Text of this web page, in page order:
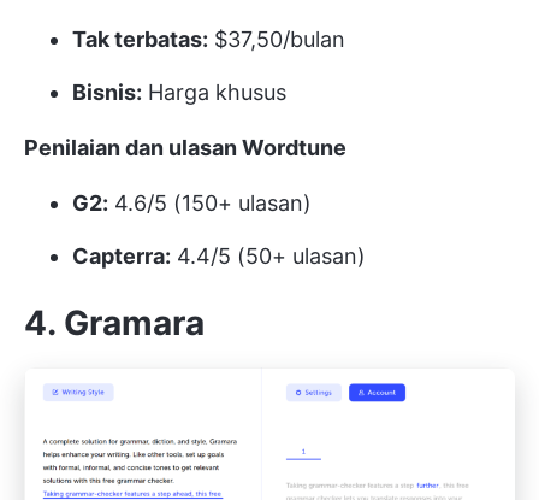
Tak terbatas: $37,50/bulan
Bisnis: Harga khusus
Penilaian dan ulasan Wordtune
G2: 4.6/5 (150+ ulasan)
Capterra: 4.4/5 (50+ ulasan)
4. Gramara